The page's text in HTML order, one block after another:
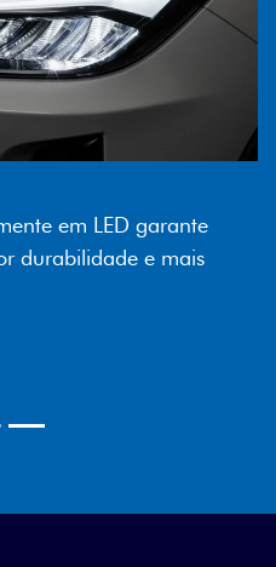
em LED garante
durabilidade e mais